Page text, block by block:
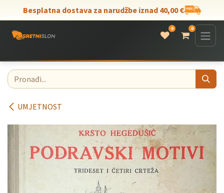
Skip to Content
Besplatna dostava za narudžbe iznad 40,00 €
0 0
UMJETNOST